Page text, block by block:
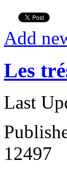
Add
Les
Last
12497